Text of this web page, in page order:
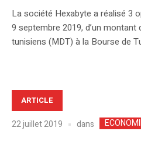
La société Hexabyte a réalisé 3
9 septembre 2019, d’un montant
tunisiens (MDT) à la Bourse de
ARTICLE
22 juillet 2019 dans